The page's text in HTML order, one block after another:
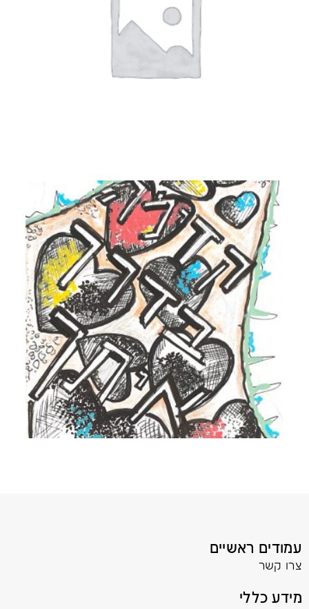
עמודים ראשיים
צרו קשר
מידע כללי